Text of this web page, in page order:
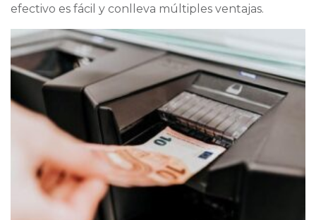
efectivo es fácil y conlleva múltiples ventajas.